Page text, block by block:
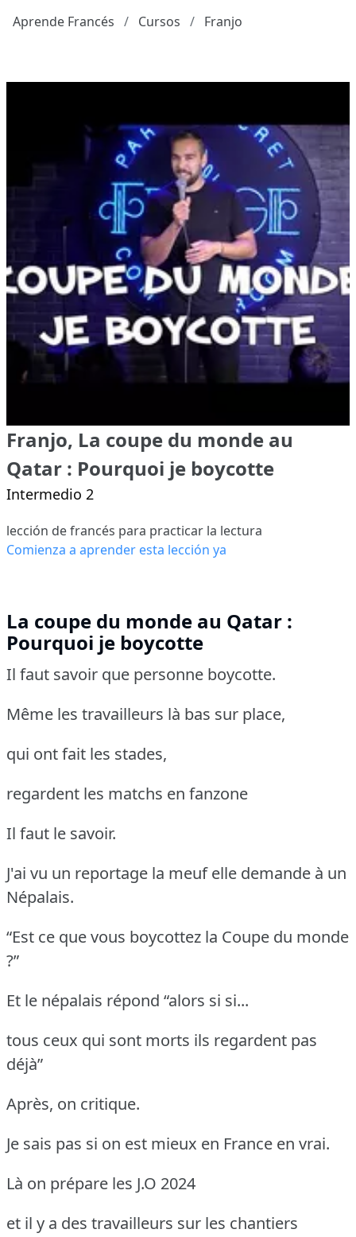
Aprende Francés Cursos Franjo
Franjo, La coupe du monde au
Qatar : Pourquoi je boycotte
Intermedio 2
lección de francés para practicar la lectura
Comienza a aprender esta lección ya
La coupe du monde au Qatar :
Pourquoi je boycotte
Il faut savoir que personne boycotte.
Même les travailleurs là bas sur place,
qui ont fait les stades,
regardent les matchs en fanzone
Il faut le savoir.
J'ai vu un reportage la meuf elle demande à un
Népalais.
“Est ce que vous boycottez la Coupe du monde
?”
Et le népalais répond “alors si si...
tous ceux qui sont morts ils regardent pas
déjà”
Après, on critique.
Je sais pas si on est mieux en France en vrai.
Là on prépare les J.O 2024
et il y a des travailleurs sur les chantiers